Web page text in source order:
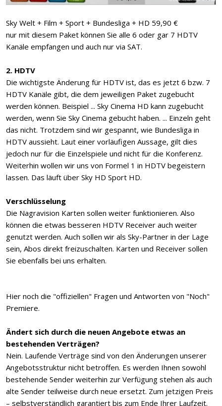
Sky Welt + Film + Sport + Bundesliga + HD 59,90 €
nur mit diesem Paket können Sie alle 6 oder gar 7 HDTV
Kanäle empfangen und auch nur via SAT.
2. HDTV
Die wichtigste Änderung für HDTV ist, das es jetzt 6 bzw. 7
HDTV Kanäle gibt, die dem jeweiligen Paket zugebucht
werden können. Beispiel ... Sky Cinema HD kann zugebucht
werden, wenn Sie Sky Cinema gebucht haben. ... Einzeln geht
das nicht. Trotzdem sind wir gespannt, wie Bundesliga in
HDTV aussieht. Laut einer vorläufigen Aussage, gilt dies
jedoch nur für die Einzelspiele und nicht für die Konferenz.
Weiterhin wollen wir uns von Formel 1 in HDTV begeistern
lassen. Das läuft über Sky HD Sport HD.
Verschlüsselung
Die Nagravision Karten sollen weiter funktionieren. Also
können die etwas besseren HDTV Receiver auch weiter
genutzt werden. Auch sollen wir als Sky-Partner in der Lage
sein, Abos direkt freizuschalten. Karten und Receiver sollen
Sie ebenfalls bei uns erhalten.
Hier noch die "offiziellen" Fragen und Antworten von "Noch"
Premiere.
Ändert sich durch die neuen Angebote etwas an
bestehenden Verträgen?
Nein. Laufende Verträge sind von den Änderungen unserer
Angebotsstruktur nicht betroffen. Es werden Ihnen sowohl
bestehende Sender weiterhin zur Verfügung stehen als auch
alte Sender teilweise durch neue ersetzt. Zum jetzigen Preis
– selbstverständlich garantiert bis zum Ende Ihrer Laufzeit.